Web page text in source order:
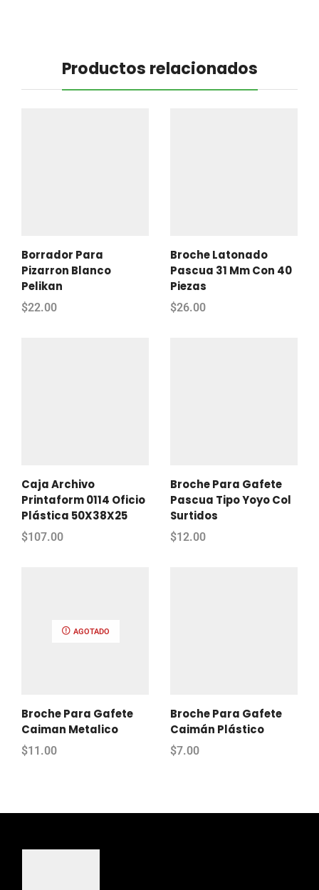
Productos relacionados
Borrador Para
Pizarron Blanco
Pelikan
$22.00
Broche Latonado
Pascua 31 Mm Con 40
Piezas
$26.00
Caja Archivo
Printaform 0114 Oficio
Plástica 50X38X25
$107.00
Broche Para Gafete
Pascua Tipo Yoyo Col
Surtidos
$12.00
AGOTADO
Broche Para Gafete
Caiman Metalico
$11.00
Broche Para Gafete
Caimán Plástico
$7.00